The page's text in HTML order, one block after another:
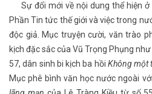
Sự đổi mới về nội dung thể hiện ở
Phần Tin tức thế giới và việc trong
độc giả. Mục truyện cười, văn trào
kịch đặc sắc của Vũ Trọng Phụng
57, dân sinh bi kịch ba hồi Không một
Mục phê bình văn học nước ngoài